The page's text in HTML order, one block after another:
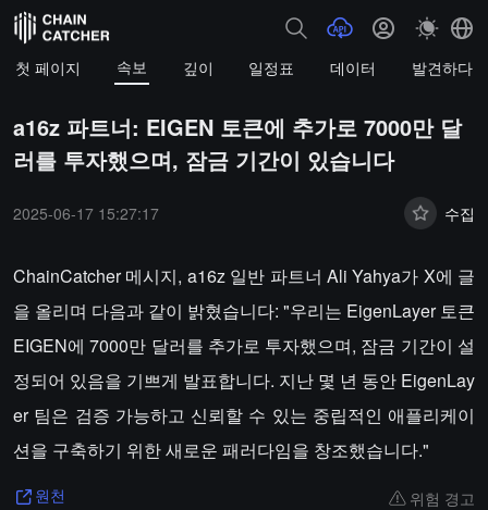
첫 페이지 속보 깊이 일정표 데이터 발견하다
a16z 파트너: EIGEN 토큰에 추가로 7000만 달
러를 투자했으며, 잠금 기간이 있습니다
2025-06-17 15:27:17 수집
ChainCatcher 메시지, a16z 일반 파트너 Ali Yahya가 X에 글
을 올리며 다음과 같이 밝혔습니다: "우리는 EigenLayer 토큰
EIGEN에 7000만 달러를 추가로 투자했으며, 잠금 기간이 설
정되어 있음을 기쁘게 발표합니다. 지난 몇 년 동안 EigenLay
er 팀은 검증 가능하고 신뢰할 수 있는 중립적인 애플리케이
션을 구축하기 위한 새로운 패러다임을 창조했습니다."
원천 위험 경고